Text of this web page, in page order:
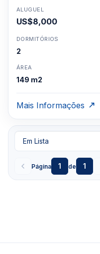
ALUGUEL
US$8,000
DORMITÓRIOS
2
ÁREA
149 m2
Mais Informações
Página 1 de 1